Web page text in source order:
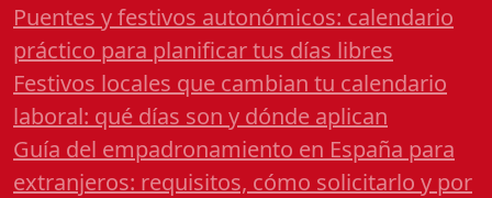
Puentes y festivos autonómicos: calendario
práctico para planificar tus días libres
Festivos locales que cambian tu calendario
laboral: qué días son y dónde aplican
Guía del empadronamiento en España para
extranjeros: requisitos, cómo solicitarlo y por